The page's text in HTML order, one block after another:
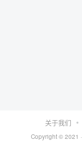
关于我们
Copyright © 2021 ·